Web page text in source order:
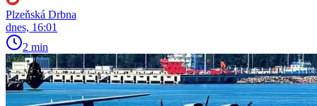
Plzeňská Drbna
dnes, 16:01
2 min